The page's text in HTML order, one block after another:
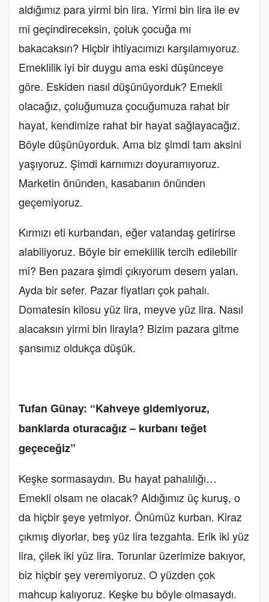
aldığımız para yirmi bin lira. Yirmi bin lira ile ev
mi geçindireceksin, çoluk çocuğa mı
bakacaksın? Hiçbir ihtiyacımızı karşılamıyoruz.
Emeklilik iyi bir duygu ama eski düşünceye
göre. Eskiden nasıl düşünüyorduk? Emekli
olacağız, çoluğumuza çocuğumuza rahat bir
hayat, kendimize rahat bir hayat sağlayacağız.
Böyle düşünüyorduk. Ama biz şimdi tam aksini
yaşıyoruz. Şimdi karnımızı doyuramıyoruz.
Marketin önünden, kasabanın önünden
geçemiyoruz.
Kırmızı eti kurbandan, eğer vatandaş getirirse
alabiliyoruz. Böyle bir emeklilik tercih edilebilir
mi? Ben pazara şimdi çıkıyorum desem yalan.
Ayda bir sefer. Pazar fiyatları çok pahalı.
Domatesin kilosu yüz lira, meyve yüz lira. Nasıl
alacaksın yirmi bin lirayla? Bizim pazara gitme
şansımız oldukça düşük.
Tufan Günay: “Kahveye gidemiyoruz,
banklarda oturacağız – kurbanı teğet
geçeceğiz”
Keşke sormasaydın. Bu hayat pahalılığı…
Emekli olsam ne olacak? Aldığımız üç kuruş, o
da hiçbir şeye yetmiyor. Önümüz kurban. Kiraz
çıkmış diyorlar, beş yüz lira tezgahta. Erik iki yüz
lira, çilek iki yüz lira. Torunlar üzerimize bakıyor,
biz hiçbir şey veremiyoruz. O yüzden çok
mahcup kalıyoruz. Keşke bu böyle olmasaydı.